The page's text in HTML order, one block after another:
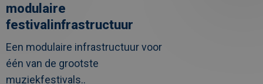
modulaire
festivalinfrastructuur
Een modulaire infrastructuur voor
één van de grootste
muziekfestivals..